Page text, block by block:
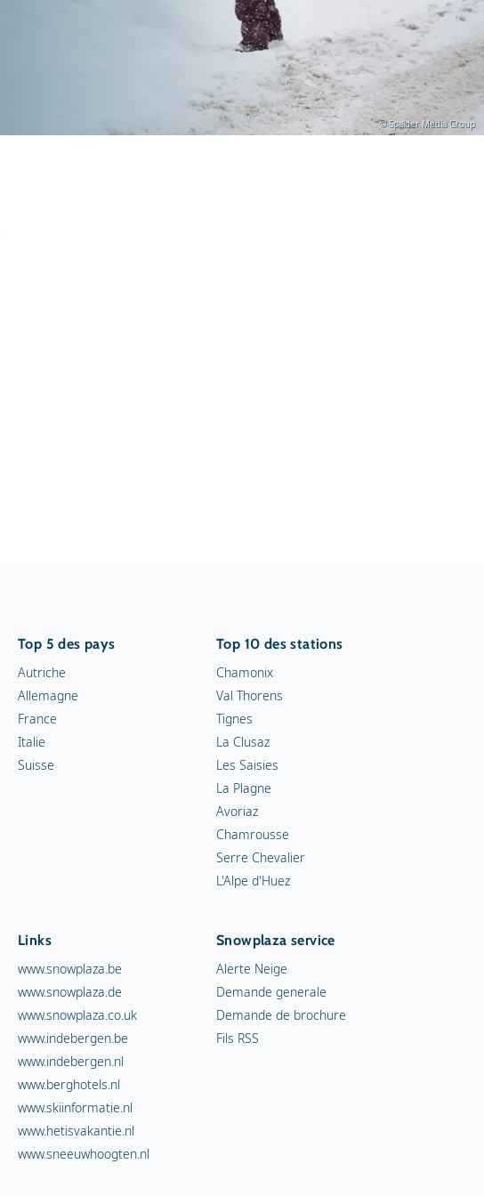
© Spalder Media Group
Top 5 des pays
Autriche
Allemagne
France
Italie
Suisse
Top 10 des stations
Chamonix
Val Thorens
Tignes
La Clusaz
Les Saisies
La Plagne
Avoriaz
Chamrousse
Serre Chevalier
L'Alpe d'Huez
Links
www.snowplaza.be
www.snowplaza.de
www.snowplaza.co.uk
www.indebergen.be
www.indebergen.nl
www.berghotels.nl
www.skiinformatie.nl
www.hetisvakantie.nl
www.sneeuwhoogten.nl
Snowplaza service
Alerte Neige
Demande generale
Demande de brochure
Fils RSS